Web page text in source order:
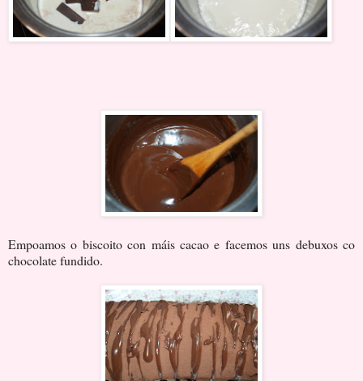
Empoamos o biscoito con máis cacao e facemos uns debuxos co
chocolate fundido.